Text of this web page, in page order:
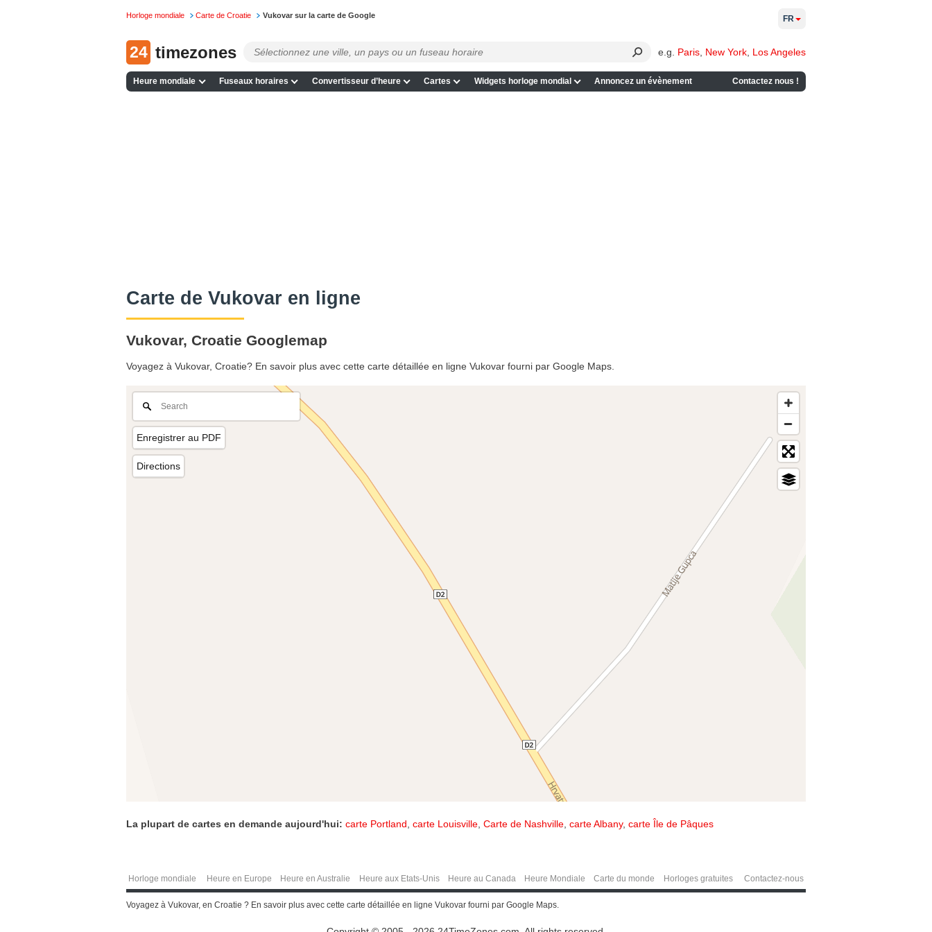
Horloge mondiale Carte de Croatie Vukovar sur la carte de Google
24 timezones e.g. Paris New York Los Angeles
Heure mondiale Fuseaux horaires Convertisseur d’heure Cartes Widgets horloge mondial Annoncez un évènement Contactez nous !
FR
Сarte de Vukovar en ligne
Vukovar, Croatie Googlemap
Voyagez à Vukovar, Croatie? En savoir plus avec cette carte détaillée en ligne Vukovar fourni par Google Maps.
Enregistrer au PDF
Directions
La plupart de cartes en demande aujourd'hui: carte Portland carte Louisville Carte de Nashville carte Albany, carte Île de Pâques
Horloge mondiale Heure en Europe Heure en Australie Heure aux Etats-Unis Heure au Canada Heure Mondiale Carte du monde Horloges gratuites Contactez-nous
Voyagez à Vukovar, en Croatie ? En savoir plus avec cette carte détaillée en ligne Vukovar fourni par Google Maps.